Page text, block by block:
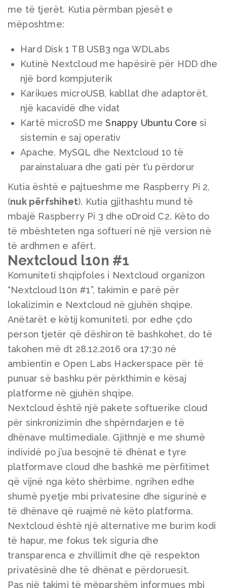
me të tjerët. Kutia përmban pjesët e
mëposhtme:
Hard Disk 1 TB USB3 nga WDLabs
Kutinë Nextcloud me hapësirë për HDD dhe
një bord kompjuterik
Karikues microUSB, kabllat dhe adaptorët,
një kacavidë dhe vidat
Kartë microSD meSnappy Ubuntu Core si
sistemin e saj operativ
Apache, MySQL dhe Nextcloud 10 të
parainstaluara dhe gati për t’u përdorur
Kutia është e pajtueshme me Raspberry Pi 2,
(nuk përfshihet). Kutia gjithashtu mund të
mbajë Raspberry Pi 3 dhe oDroid C2. Këto do
të mbështeten nga softueri në një version në
të ardhmen e afërt.
Nextcloud l10n #1
Komuniteti shqipfoles i Nextcloud organizon
“Nextcloud l10n #1”, takimin e parë për
lokalizimin e Nextcloud në gjuhën shqipe.
Anëtarët e këtij komuniteti, por edhe çdo
person tjetër që dëshiron të bashkohet, do të
takohen më dt 28.12.2016 ora 17:30 në
ambientin e Open Labs Hackerspace për të
punuar së bashku për përkthimin e kësaj
platforme në gjuhën shqipe.
Nextcloud është një pakete softuerike cloud
për sinkronizimin dhe shpërndarjen e të
dhënave multimediale. Gjithnjë e me shumë
individë po j’ua besojnë të dhënat e tyre
platformave cloud dhe bashkë me përfitimet
që vijnë nga këto shërbime, ngrihen edhe
shumë pyetje mbi privatesine dhe sigurinë e
të dhënave që ruajmë në këto platforma.
Nextcloud është një alternative me burim kodi
të hapur, me fokus tek siguria dhe
transparenca e zhvillimit dhe që respekton
privatësinë dhe të dhënat e përdoruesit.
Pas një takimi të mëparshëm informues mbi